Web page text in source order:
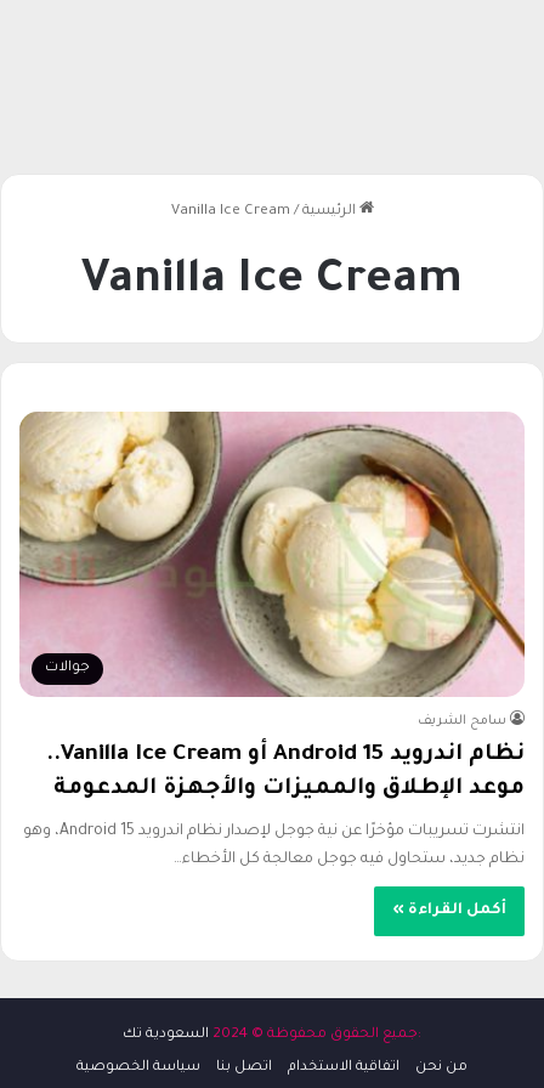
الرئيسية /
Vanilla Ice Cream
Vanilla Ice Cream
جوالات
سامح الشريف
نظام اندرويد 15 Android أو Vanilla Ice Cream..
موعد الإطلاق والمميزات والأجهزة المدعومة
انتشرت تسريبات مؤخرًا عن نية جوجل لإصدار نظام اندرويد 15 Android، وهو
نظام جديد، ستحاول فيه جوجل معالجة كل الأخطاء…
أكمل القراءة »
:جميع الحقوق محفوظة © 2024 السعودية تك
من نحن اتفاقية الاستخدام اتصل بنا سياسة الخصوصية